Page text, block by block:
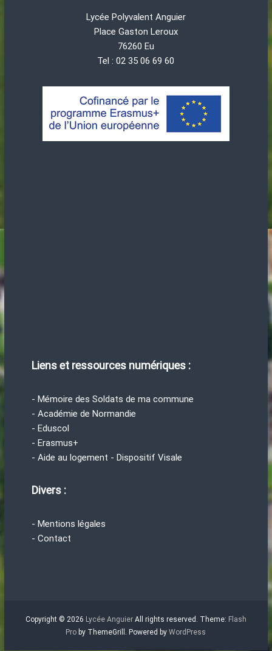
Lycée Polyvalent Anguier
Place Gaston Leroux
76260 Eu
Tel : 02 35 06 69 60
Liens et ressources numériques :
- Mémoire des Soldats de ma commune
- Académie de Normandie
- Eduscol
- Erasmus+
- Aide au logement - Dispositif Visale
Divers :
- Mentions légales
- Contact
Copyright © 2026 Lycée AnguierAll rights reserved. Theme: Flash
Pro by ThemeGrill. Powered byWordPress